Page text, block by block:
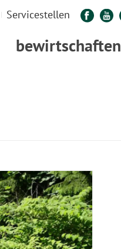
Servicestellen
bewirtschaften